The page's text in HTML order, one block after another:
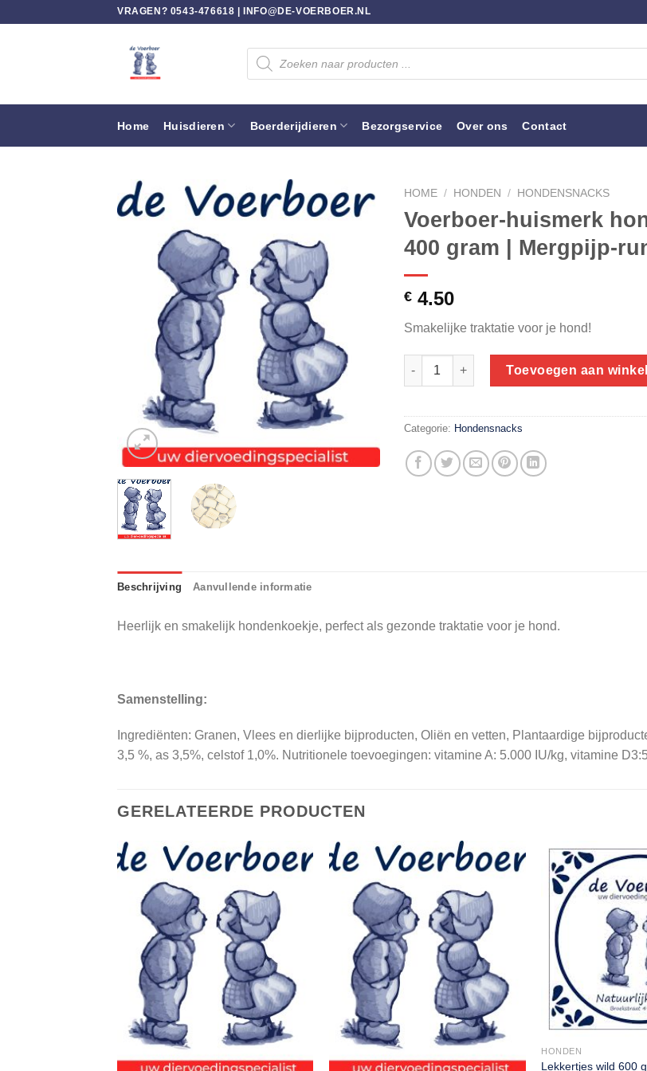
VRAGEN? 0543-476618 | INFO@DE-VOERBOER.NL
Producten
zoeken
Home Huisdieren Boerderijdieren Bezorgservice Over ons Contact
HOME / HONDEN / HONDENSNACKS
Voerboer-huismerk
400 gram | Mergpijp-
€ 4.50
Smakelijke traktatie voor je hond!
Voerboer-huismerk hondenkoekjes 400
Toevoegen aan
Categorie: Hondensnacks
Beschrijving Aanvullende informatie
Heerlijk en smakelijk hondenkoekje, perfect als gezonde traktatie voor je hond.
Samenstelling:
Ingrediënten: Granen, Vlees en dierlijke bijproducten, Oliën en vetten, Plantaardige
3,5 %, as 3,5%, celstof 1,0%. Nutritionele toevoegingen: vitamine A: 5.000 IU/kg, vitamine
GERELATEERDE PRODUCTEN
HONDEN
Lekkertjes wild 600